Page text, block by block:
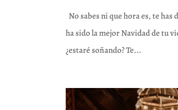
No sabes ni que hora es, te
ha sido la mejor Navidad de tu
¿estaré soñando? Te...